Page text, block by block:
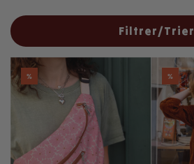
Filtrer/Trier
% %